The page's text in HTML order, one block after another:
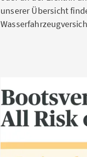
unserer Übersicht